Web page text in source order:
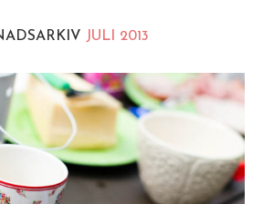
JULI 2013